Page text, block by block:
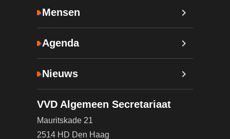
Mensen
Agenda
Nieuws
VVD Algemeen Secretariaat
Mauritskade 21
2514 HD Den Haag